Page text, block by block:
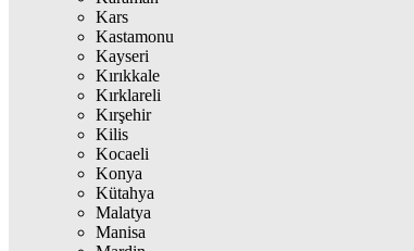
Kars
Kastamonu
Kayseri
Kırıkkale
Kırklareli
Kırşehir
Kilis
Kocaeli
Konya
Kütahya
Malatya
Manisa